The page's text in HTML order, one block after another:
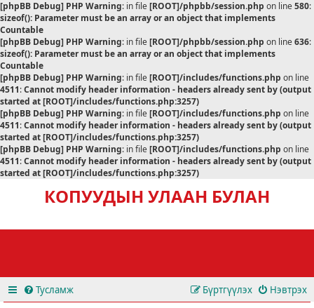
[phpBB Debug] PHP Warning: in file[ROOT]/phpbb/session.php on line580:
sizeof(): Parameter must be an array or an object that implements
Countable
[phpBB Debug] PHP Warning: in file[ROOT]/phpbb/session.php on line636:
sizeof(): Parameter must be an array or an object that implements
Countable
[phpBB Debug] PHP Warning: in file[ROOT]/includes/functions.php on line
4511:Cannot modify header information - headers already sent by (output
started at [ROOT]/includes/functions.php:3257)
[phpBB Debug] PHP Warning: in file[ROOT]/includes/functions.php on line
4511:Cannot modify header information - headers already sent by (output
started at [ROOT]/includes/functions.php:3257)
[phpBB Debug] PHP Warning: in file[ROOT]/includes/functions.php on line
4511:Cannot modify header information - headers already sent by (output
started at [ROOT]/includes/functions.php:3257)
КОПУУДЫН УЛААН БУЛАН
Тусламж Нэвтрэх
Бүртгүүлэх